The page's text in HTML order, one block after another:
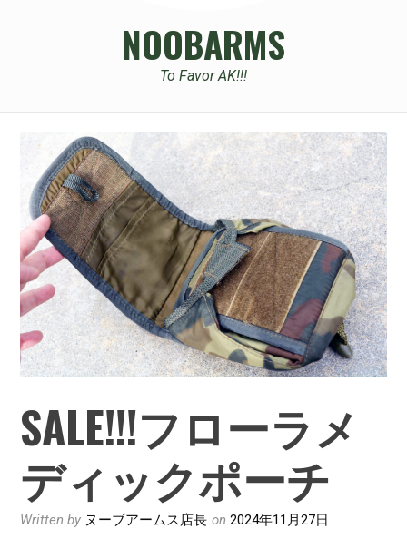
NOOBARMS
To Favor AK!!!
SALE!!!フローラメ
ディックポーチ
Written by ヌーブアームス店長 on2024年11月27日